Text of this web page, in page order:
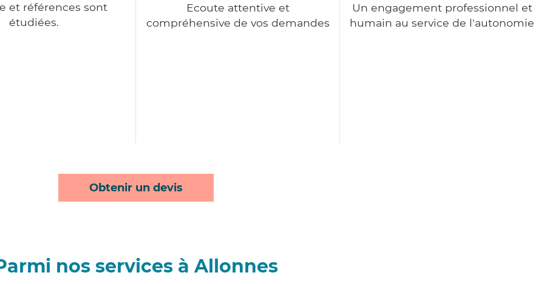
et références sont
étudiées.
Ecoute attentive et
compréhensive de vos demandes
Un engagement professionnel et
humain au service de l'autonomie
Obtenir un devis
nos services à Allonnes